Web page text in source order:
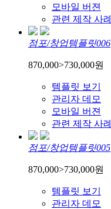
모바일 버젼
관련 제작 사례
점포/창업템플릿006
870,000>730,000원
템플릿 보기
관리자 데모
모바일 버젼
관련 제작 사례
점포/창업템플릿005
870,000>730,000원
템플릿 보기
관리자 데모